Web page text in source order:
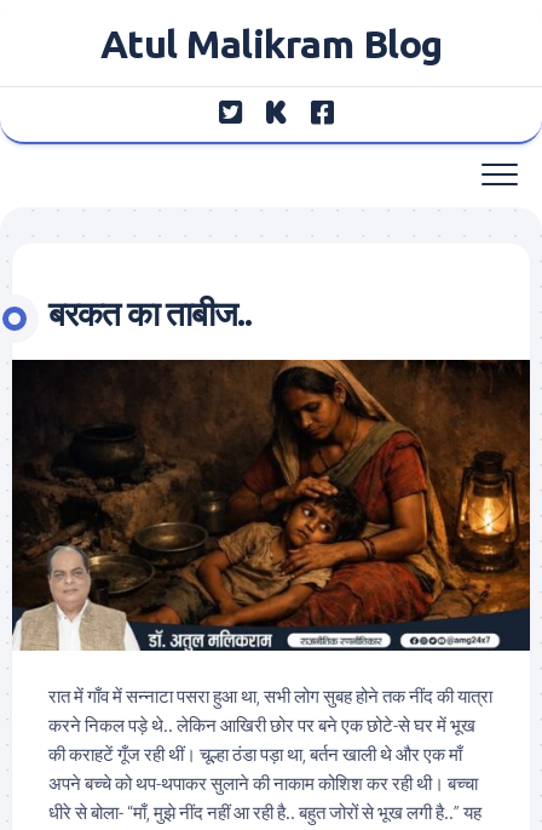
Atul Malikram Blog
बरकत का ताबीज..
रात में गाँव में सन्नाटा पसरा हुआ था, सभी लोग सुबह होने तक नींद की यात्रा
करने निकल पड़े थे.. लेकिन आखिरी छोर पर बने एक छोटे-से घर में भूख
की कराहटें गूँज रही थीं। चूल्हा ठंडा पड़ा था, बर्तन खाली थे और एक माँ
अपने बच्चे को थप-थपाकर सुलाने की नाकाम कोशिश कर रही थी। बच्चा
धीरे से बोला- “माँ, मुझे नींद नहीं आ रही है.. बहुत जोरों से भूख लगी है..” यह